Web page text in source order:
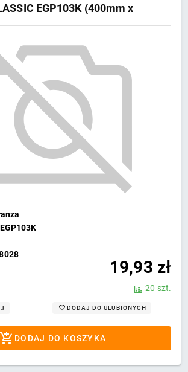
EGP103K (400mm x
EGP103K
19,93 zł
20 szt.
DODAJ DO ULUBIONYCH
DODAJ DO KOSZYKA